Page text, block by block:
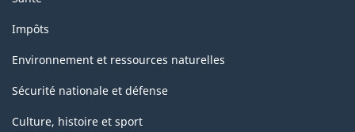
Impôts
Environnement et ressources naturelles
Sécurité nationale et défense
Culture, histoire et sport